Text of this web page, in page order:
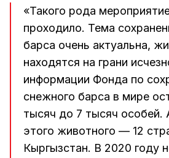
«Такого рода
проходило. Тема
барса очень актуальна,
находятся на грани
информации Фонда по
снежного барса в мире
тысяч до 7 тысяч особей.
этого животного — 12
Кыргызстан. В 2020 году